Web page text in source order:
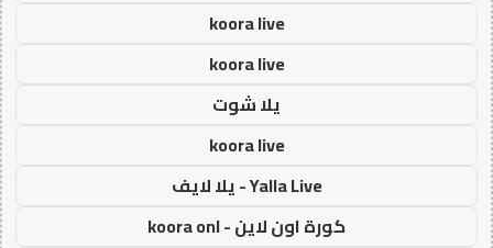
koora live
koora live
يلا شوت
koora live
Yalla Live - يلا لايف
كورة اون لاين - koora onl